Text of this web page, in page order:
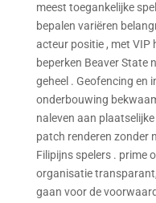
meest toegankelijke
bepalen variëren
acteur positie , met
beperken Beaver State
geheel . Geofencing en
onderbouwing
naleven aan
patch renderen zonder
Filipijns spelers . prime
organisatie
gaan voor de